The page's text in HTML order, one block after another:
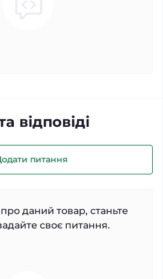
відповіді
питання
даний товар, станьте
своє питання.